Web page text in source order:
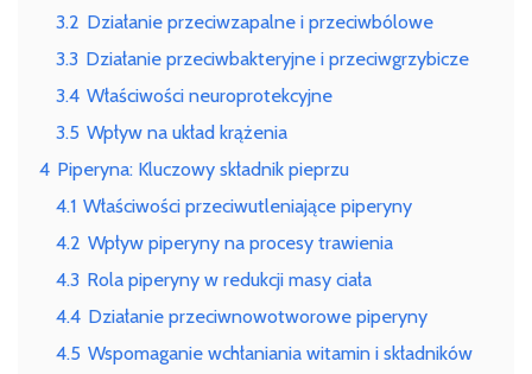
3.2 Działanie przeciwzapalne i przeciwbólowe
3.3 Działanie przeciwbakteryjne i przeciwgrzybicze
3.4 Właściwości neuroprotekcyjne
3.5 Wpływ na układ krążenia
4 Piperyna: Kluczowy składnik pieprzu
4.1 Właściwości przeciwutleniające piperyny
4.2 Wpływ piperyny na procesy trawienia
4.3 Rola piperyny w redukcji masy ciała
4.4 Działanie przeciwnowotworowe piperyny
4.5 Wspomaganie wchłaniania witamin i składników